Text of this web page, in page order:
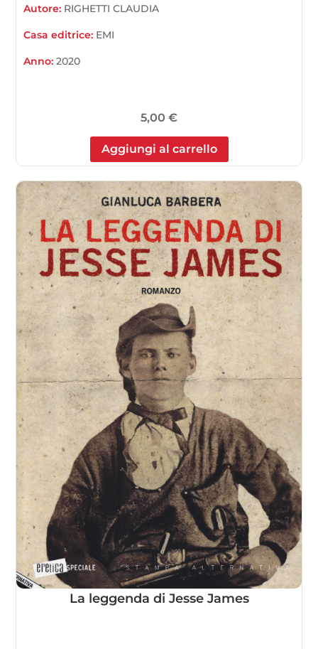
Autore: RIGHETTI CLAUDIA
Casa editrice: EMI
Anno:2020
5,00 €
Aggiungi al carrello
La leggenda di Jesse James